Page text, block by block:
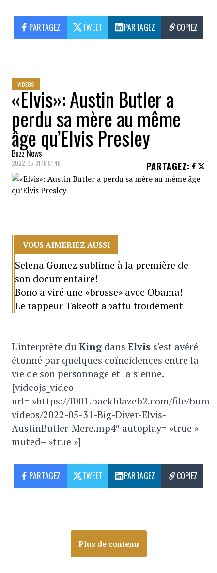
PARTAGEZ TWEET PARTAGEZ COPIEZ
VIDÉOS
«Elvis»: Austin Butler a
perdu sa mère au même
âge qu’Elvis Presley
Buzz News
2022-05-31 16:51:46 PARTAGEZ:
VOUS AIMERIEZ AUSSI
Selena Gomez sublime à la première de
son documentaire!
Bono a viré une «brosse» avec Obama!
Le rappeur Takeoff abattu froidement
L'interprète duKing dans Elvis s'est avéré
étonné par quelques coïncidences entre la
vie de son personnage et la sienne.
[videojs_video
url= »https://f001.backblazeb2.com/file/bum-
videos/2022-05-31-Big-Diver-Elvis-
AustinButler-Mere.mp4″ autoplay= »true »
muted= »true »]
PARTAGEZ TWEET PARTAGEZ COPIEZ
Plus de contenu